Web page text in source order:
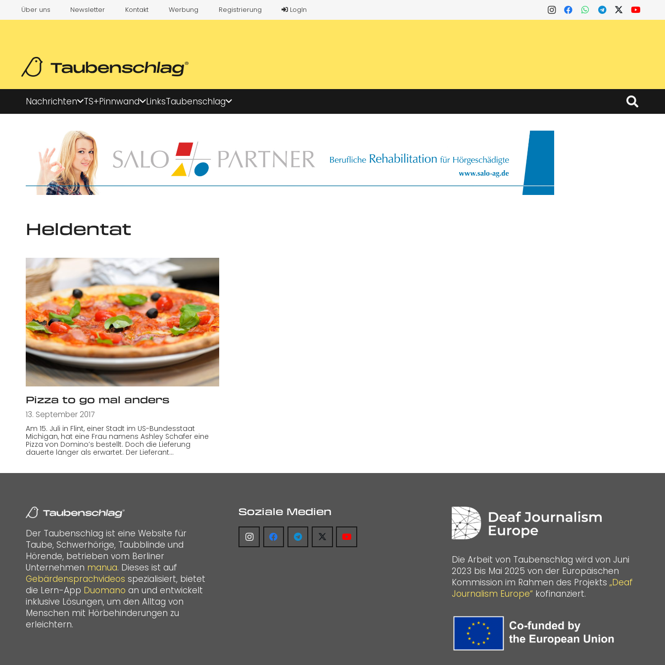
Über uns Newsletter Kontakt Werbung Registrierung LogIn
Nachrichten TS+Pinnwand LinksTaubenschlag
Heldentat
Pizza to go mal anders
13. September 2017
Am 15. Juli in Flint, einer Stadt im US-Bundesstaat
Michigan, hat eine Frau namens Ashley Schafer eine
Pizza von Domino’s bestellt. Doch die Lieferung
dauerte länger als erwartet. Der Lieferant…
Der Taubenschlag ist eine Website für
Taube, Schwerhörige, Taubblinde und
Hörende, betrieben vom Berliner
Unternehmen manua. Dieses ist auf
Gebärdensprachvideos spezialisiert, bietet
die Lern-App Duomano an und entwickelt
inklusive Lösungen, um den Alltag von
Menschen mit Hörbehinderungen zu
erleichtern.
Soziale Medien
Die Arbeit von Taubenschlag wird von Juni
2023 bis Mai 2025 von der Europäischen
Kommission im Rahmen des Projekts „Deaf
Journalism Europe“ kofinanziert.